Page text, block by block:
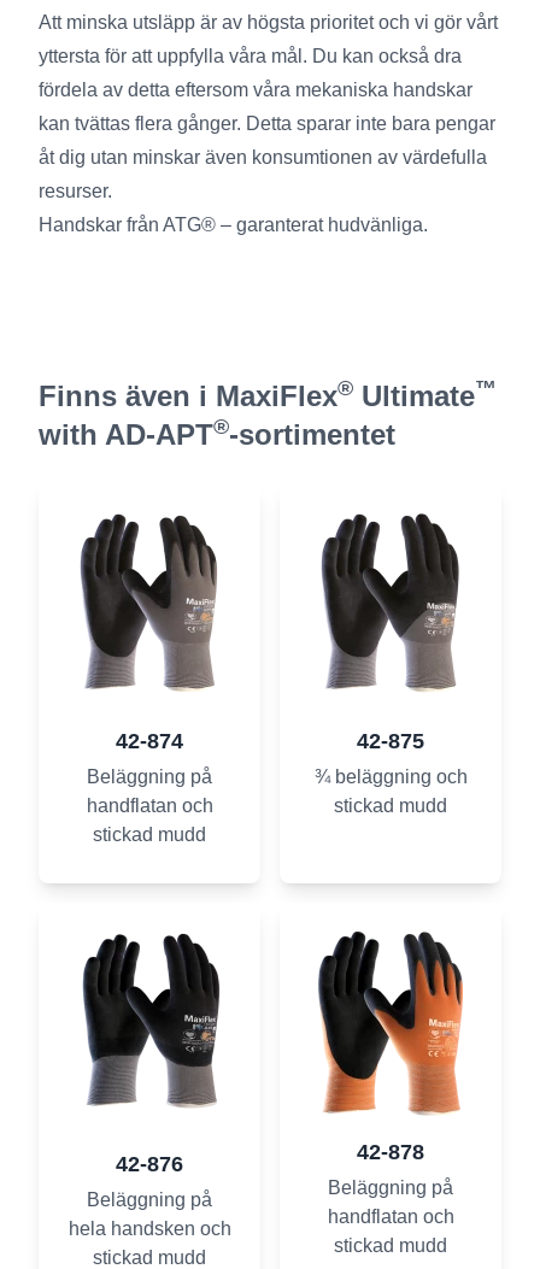
Att minska utsläpp är av högsta prioritet och vi gör vårt
yttersta för att uppfylla våra mål. Du kan också dra
fördela av detta eftersom våra mekaniska handskar
kan tvättas flera gånger. Detta sparar inte bara pengar
åt dig utan minskar även konsumtionen av värdefulla
resurser.
Handskar från ATG® – garanterat hudvänliga.
Finns även i MaxiFlex® Ultimate™
with AD-APT®-sortimentet
42-874
Beläggning på
handflatan och
stickad mudd
42-875
¾ beläggning och
stickad mudd
42-876
Beläggning på
hela handsken och
stickad mudd
42-878
Beläggning på
handflatan och
stickad mudd